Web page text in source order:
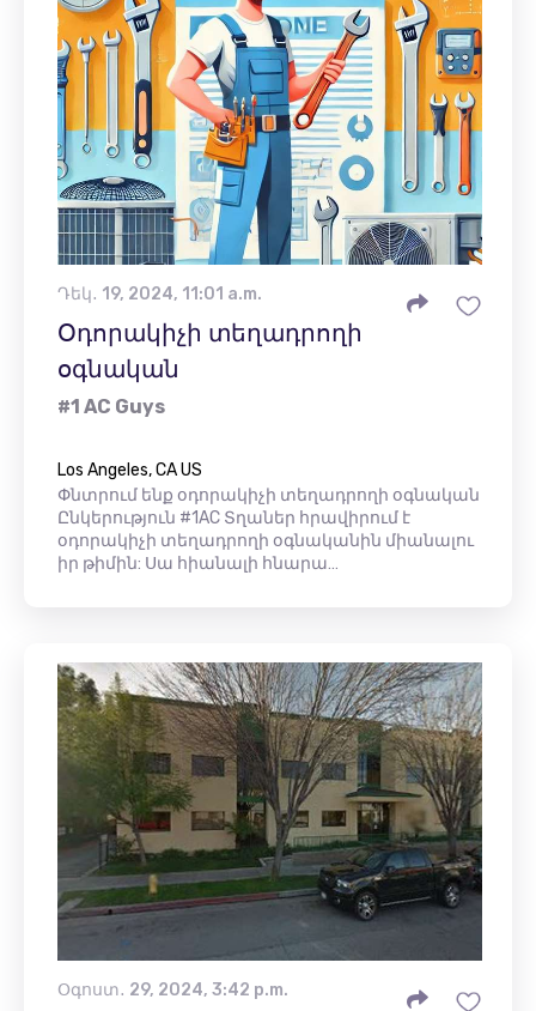
Դեկ․ 19, 2024, 11:01 a.m.
Օդորակիչի տեղադրողի
օգնական
#1 AC Guys
Los Angeles, CA US
Փնտրում ենք օդորակիչի տեղադրողի օգնական
Ընկերություն #1AC Տղաներ հրավիրում է
օդորակիչի տեղադրողի օգնականին միանալու
իր թիմին: Սա հիանալի հնարա…
Օգոստ․ 29, 2024, 3:42 p.m.